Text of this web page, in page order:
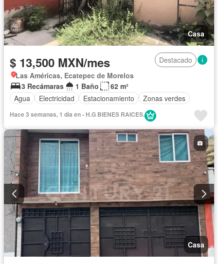
Casa
$ 13,500 MXN/mes
Destacado
Las Américas, Ecatepec de Morelos
3 Recámaras
1 Baño
62 m²
Agua
Electricidad Estacionamiento Zonas verdes
Hace 3 semanas, 1 día en - H.G BIENES RAICES.
Casa